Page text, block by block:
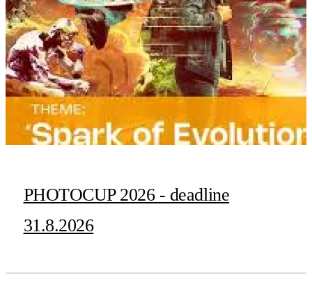
PHOTOCUP 2026 - deadline
31.8.2026